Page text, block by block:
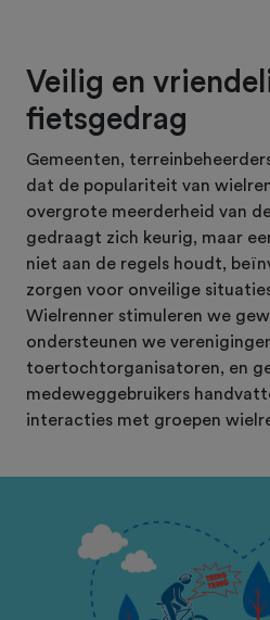
Veilig en
fietsgedrag
Gemeenten,
dat de populariteit van
overgrote meerderheid van
gedraagt zich keurig, maar
niet aan de regels houdt,
zorgen voor onveilige
Wielrenner stimuleren we
ondersteunen we
toertochtorganisatoren, en
medeweggebruikers
interacties met groepen